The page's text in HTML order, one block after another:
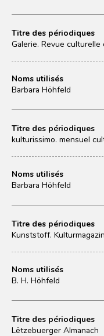
Titre des périodiques
Galerie. Revue
Noms utilisés
Barbara Höhfeld
Titre des périodiques
kulturissimo. mensuel
Noms utilisés
Barbara Höhfeld
Titre des périodiques
Kunststoff.
Noms utilisés
B. H. Höhfeld
Titre des périodiques
Lëtzebuerger Almanach